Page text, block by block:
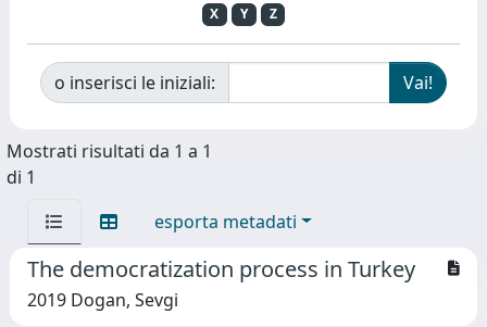
X
Y Z
o inserisci le iniziali:
Mostrati risultati da 1 a 1
di 1
esporta metadati
The democratization process in Turkey
2019 Dogan, Sevgi